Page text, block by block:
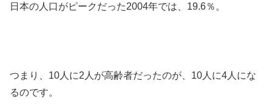
日本の人口がピークだった2004年では、19.6％。
つまり、10人に2人が高齢者だったのが、10人に4人にな
るのです。